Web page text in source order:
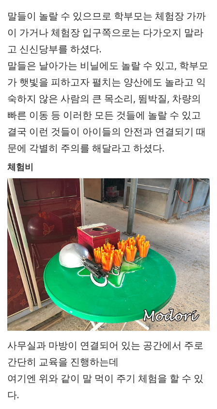
말들이 놀랄 수 있으므로 학부모는 체험장 가까
이 가거나 체험장 입구쪽으로는 다가오지 말라
고 신신당부를 하셨다.
말들은 날아가는 비닐에도 놀랄 수 있고, 학부모
가 햇빛을 피하고자 펼치는 양산에도 놀라고 익
숙하지 않은 사람의 큰 목소리, 뜀박질, 차량의
빠른 이동 등 이러한 모든 것들에 놀랄 수 있고
결국 이런 것들이 아이들의 안전과 연결되기 때
문에 각별히 주의를 해달라고 하셨다.
체험비
사무실과 마방이 연결되어 있는 공간에서 주로
간단히 교육을 진행하는데
여기엔 위와 같이 말 먹이 주기 체험을 할 수 있
다.